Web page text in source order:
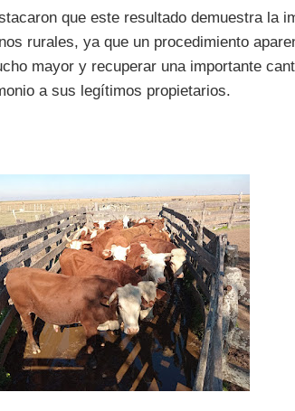
que este resultado demuestra la
rurales, ya que un procedimiento
mayor y recuperar una importante
a sus legítimos propietarios.